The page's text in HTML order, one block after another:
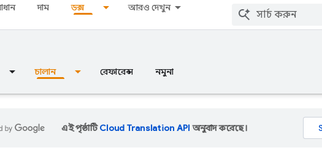
দাম ডক্স আরও দেখুন
চালান রেফারেন্স নমুনা
এই পৃষ্ঠাটিCloud Translation API অনুবাদ করেছে।